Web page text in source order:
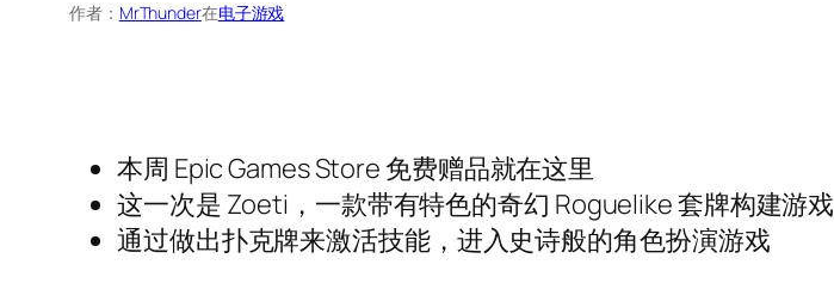
作者： MrThunder在电子游戏
本周 Epic Games Store 免费赠品就在这里
这一次是 Zoeti，一款带有特色的奇幻 Roguelike 套牌构建游戏
通过做出扑克牌来激活技能，进入史诗般的角色扮演游戏